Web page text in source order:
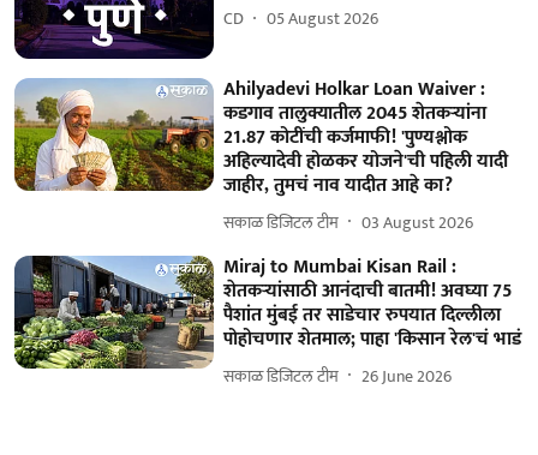
CD 05 August 2026
Ahilyadevi Holkar Loan Waiver :
कडगाव तालुक्यातील 2045 शेतकऱ्यांना
21.87 कोटींची कर्जमाफी! 'पुण्यश्लोक
अहिल्यादेवी होळकर योजने'ची पहिली यादी
जाहीर, तुमचं नाव यादीत आहे का?
सकाळ डिजिटल टीम 03 August 2026
Miraj to Mumbai Kisan Rail :
शेतकऱ्यांसाठी आनंदाची बातमी! अवघ्या 75
पैशांत मुंबई तर साडेचार रुपयात दिल्लीला
पोहोचणार शेतमाल; पाहा 'किसान रेल'चं भाडं
सकाळ डिजिटल टीम 26 June 2026